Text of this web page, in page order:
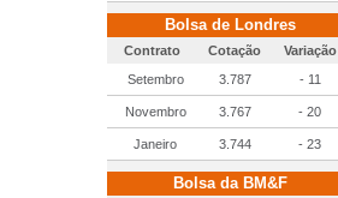
Bolsa de Londres
Contrato Cotação
Variação
Setembro
3.787 - 11
Novembro 3.767 - 20
Janeiro 3.744 - 23
Bolsa da BM&F